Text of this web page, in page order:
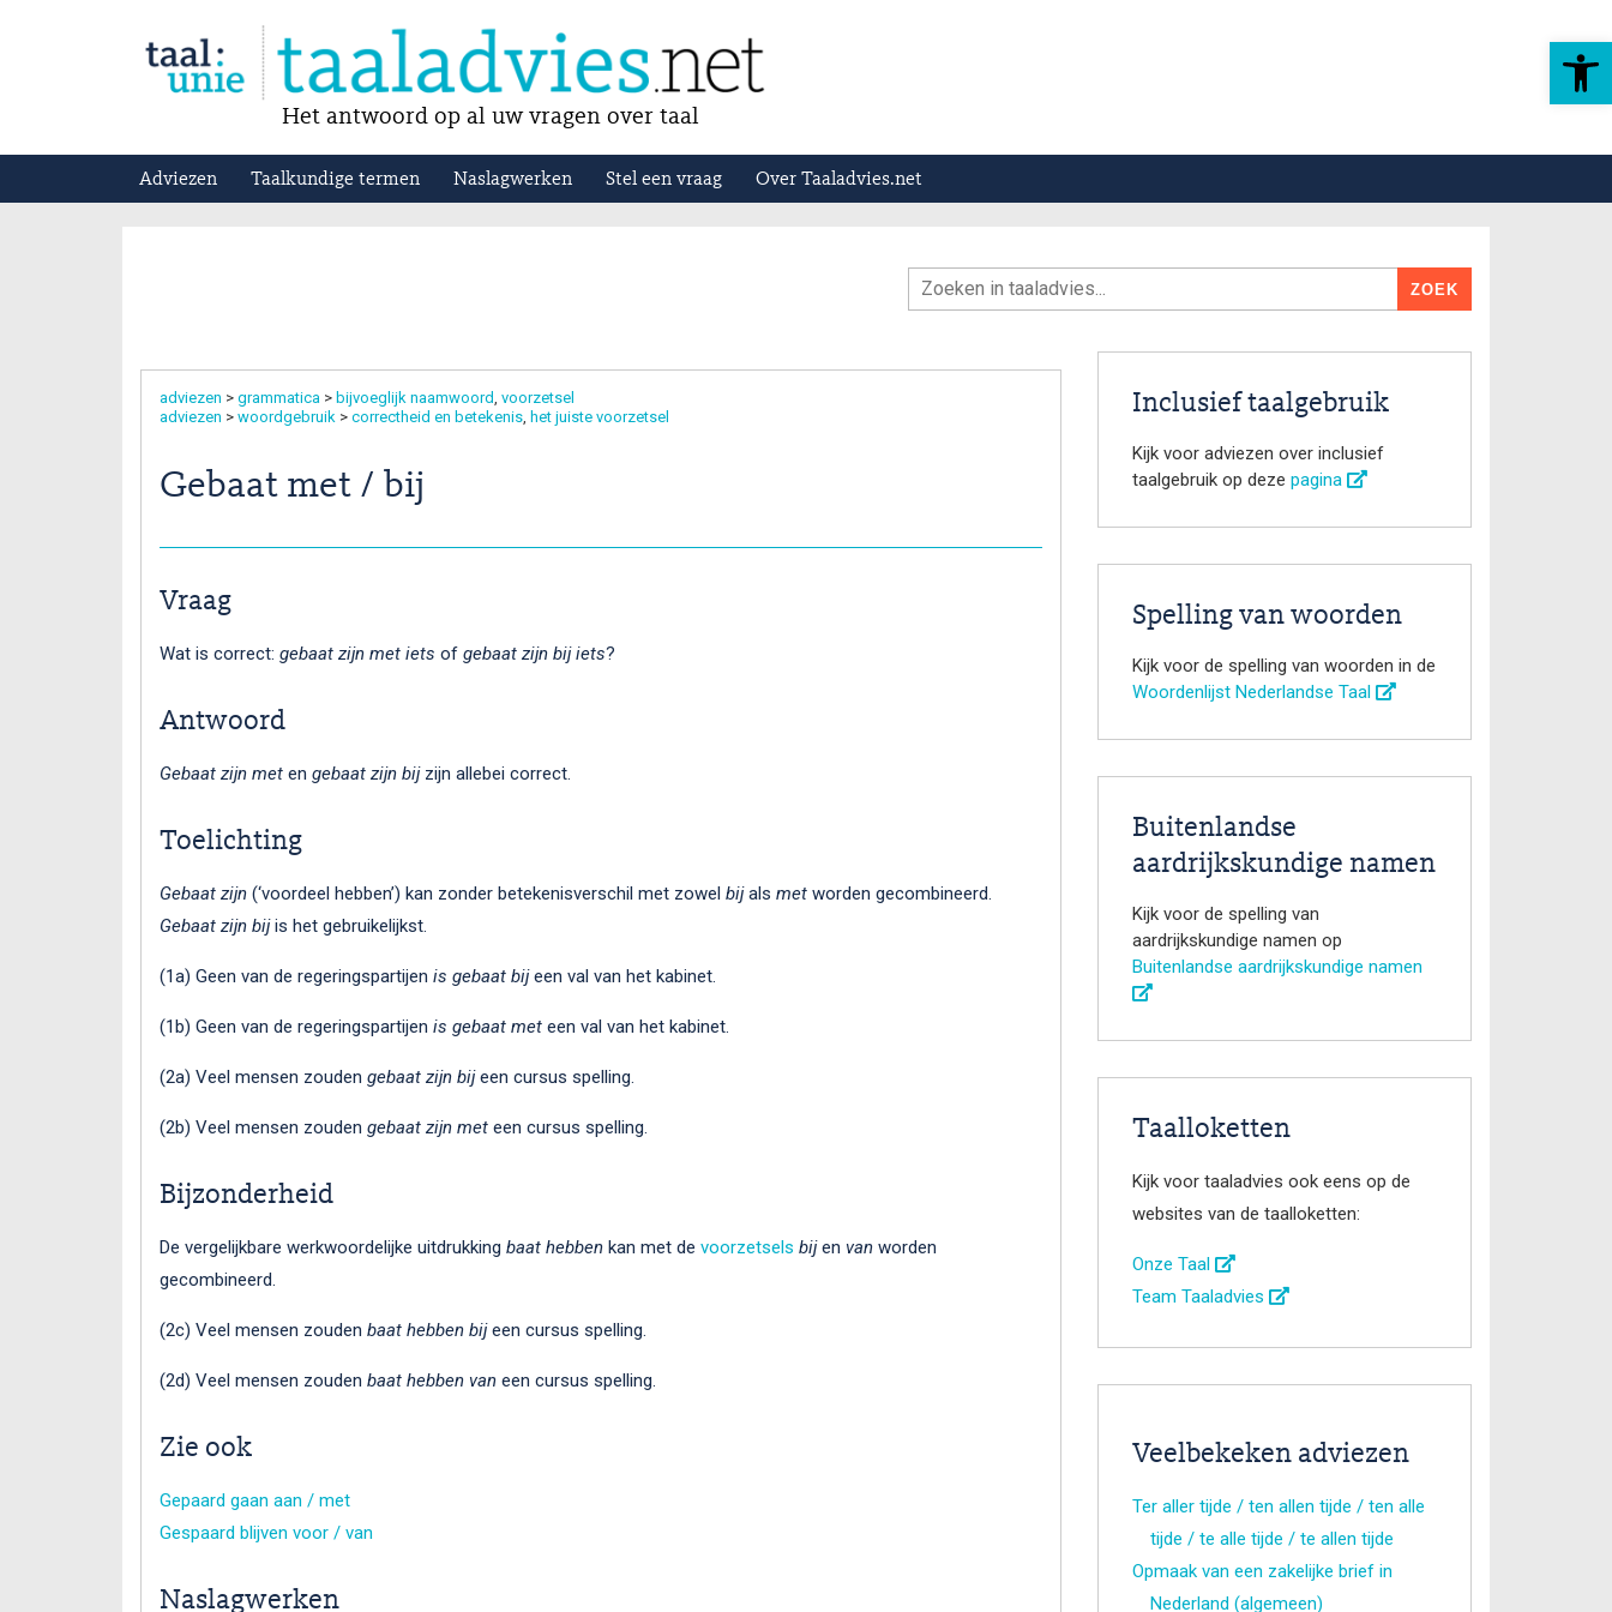
Toolbar openen
Het antwoord op al uw vragen over taal
Adviezen Taalkundige termen Naslagwerken Stel een vraag Over Taaladvies.net
adviezen > grammatica > bijvoeglijk naamwoord voorzetsel
adviezen > woordgebruik > correctheid en betekenis het juiste voorzetsel
Gebaat met / bij
Vraag
Wat is correct: gebaat zijn met iets of gebaat zijn bij iets?
Antwoord
Gebaat zijn met en gebaat zijn bijzijn allebei correct.
Toelichting
Gebaat zijn (‘voordeel hebben’) kan zonder betekenisverschil met zowel bijals met worden gecombineerd.
Gebaat zijn bijis het gebruikelijkst.
(1a) Geen van de regeringspartijen is gebaat bijeen val van het kabinet.
(1b) Geen van de regeringspartijen is gebaat met een val van het kabinet.
(2a) Veel mensen zouden gebaat zijn bijeen cursus spelling.
(2b) Veel mensen zouden gebaat zijn met een cursus spelling.
Bijzonderheid
De vergelijkbare werkwoordelijke uitdrukking baat hebben kan met de voorzetsels bijen van worden
gecombineerd.
(2c) Veel mensen zouden baat hebben bijeen cursus spelling.
(2d) Veel mensen zouden baat hebben van een cursus spelling.
Zie ook
Gepaard gaan aan / met
Gespaard blijven voor / van
Naslagwerken
Inclusief taalgebruik
Kijk voor adviezen over inclusief
taalgebruik op deze pagina
Spelling van woorden
Kijk voor de spelling van woorden in de
Woordenlijst Nederlandse Taal
Buitenlandse
aardrijkskundige namen
Kijk voor de spelling van
aardrijkskundige namen op
Buitenlandse aardrijkskundige namen
Taalloketten
Kijk voor taaladvies ook eens op de
websites van de taalloketten:
Onze Taal
Team Taaladvies
Veelbekeken adviezen
Ter aller tijde / ten allen tijde / ten alle
tijde / te alle tijde / te allen tijde
Opmaak van een zakelijke brief in
Nederland (algemeen)